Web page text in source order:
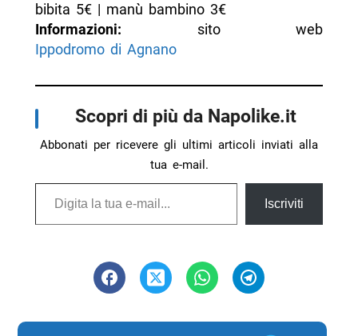
bibita 5€ | manù bambino 3€
Informazioni: sito web
Ippodromo di Agnano
Scopri di più da Napolike.it
Abbonati per ricevere gli ultimi articoli inviati alla
tua e-mail.
Digita la tua e-mail...
Iscriviti